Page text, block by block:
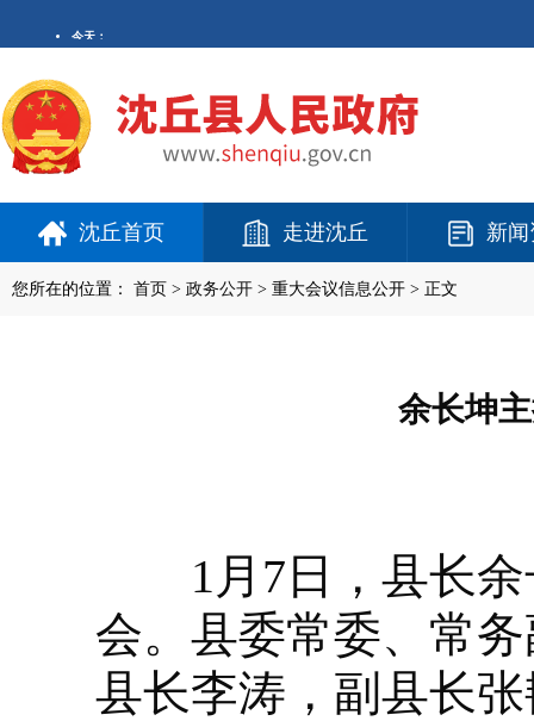
沈丘首页 走进沈丘 新
您所在的位置： 首页 > 政务公开 > 重大会议信息公开 > 正文
余长坤
1月7日，县长余
会。县委常委、常
县长李涛，副县长